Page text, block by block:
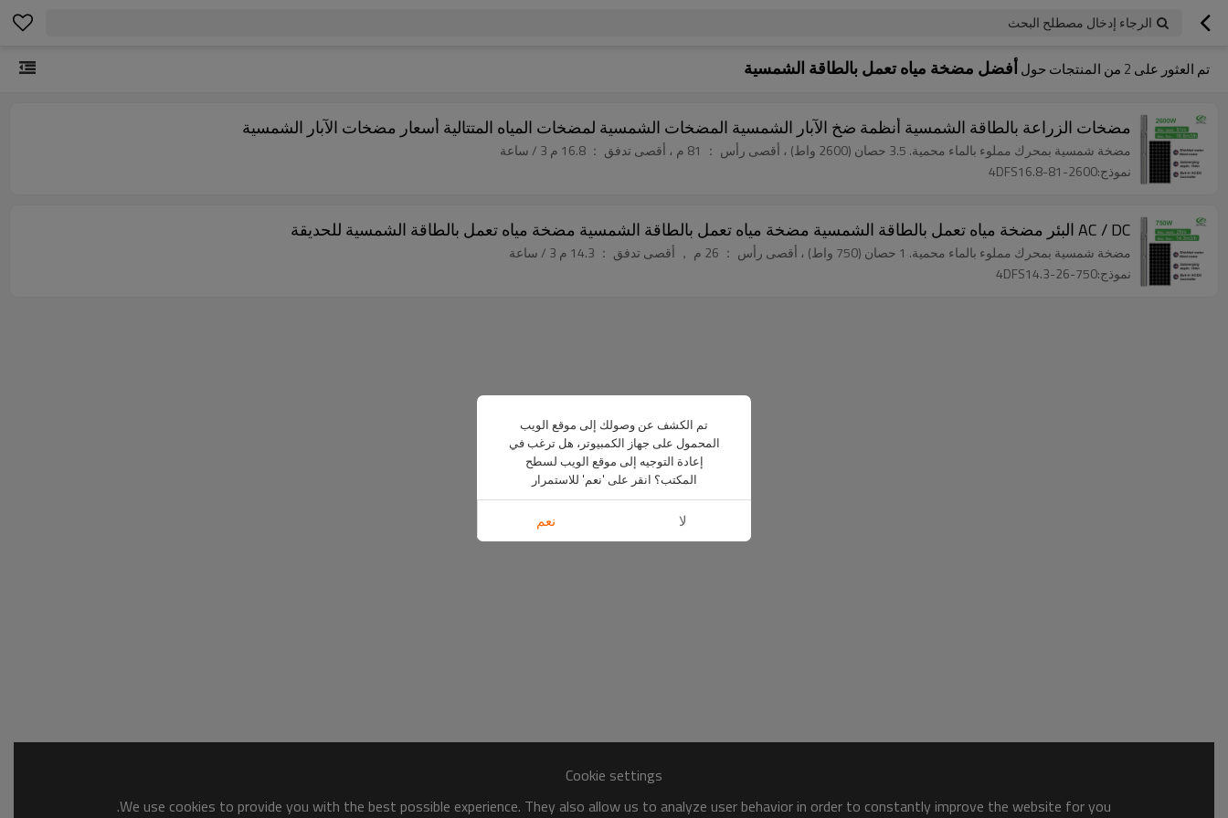
الرجاء إدخال مصطلح البحث
تم العثور على 2 من المنتجات حولأفضل مضخة مياه تعمل بالطاقة الشمسية
مضخات الزراعة بالطاقة الشمسية أنظمة ضخ الآبار الشمسية المضخات الشمسية لمضخات المياه المتتالية أسعار مضخات الآبار الشمسية
مضخة شمسية بمحرك مملوء بالماء محمية. 3.5 حصان (2600 واط) ، أقصى رأس ： 81 م ، أقصى تدفق ： 16.8 م 3 / ساعة
نموذج:4DFS16.8-81-2600
AC / DC البئر مضخة مياه تعمل بالطاقة الشمسية مضخة مياه تعمل بالطاقة الشمسية مضخة مياه تعمل بالطاقة الشمسية للحديقة
مضخة شمسية بمحرك مملوء بالماء محمية. 1 حصان (750 واط) ، أقصى رأس ： 26 م ， أقصى تدفق ： 14.3 م 3 / ساعة
نموذج:4DFS14.3-26-750
Cookie settings
We use cookies to provide you with the best possible experience. They also allow us to analyze user behavior in order to constantly improve the website for you.
تم الكشف عن وصولك إلى موقع الويب
المحمول على جهاز الكمبيوتر، هل ترغب في
إعادة التوجيه إلى موقع الويب لسطح
المكتب؟ انقر على 'نعم' للاستمرار
لا نعم